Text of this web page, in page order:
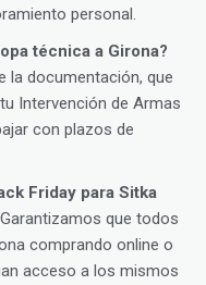
personal.
técnica a Girona?
la documentación, que
Intervención de Armas
con plazos de
Friday para Sitka
que todos
comprando online o
acceso a los mismos